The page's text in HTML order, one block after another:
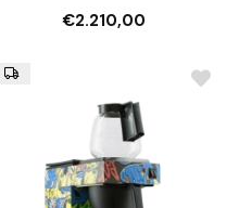
€2.210,00